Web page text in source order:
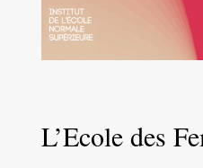
L’Ecole des